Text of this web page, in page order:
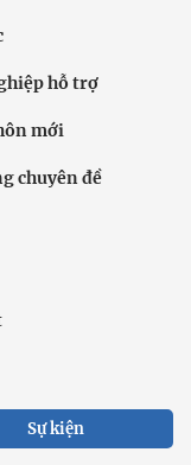
hỗ trợ
mới
chuyên đề
Sự kiện